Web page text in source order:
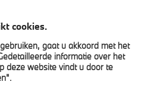
cookies.
gaat u akkoord met het
informatie over het
deze website vindt u door te